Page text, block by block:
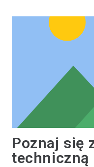
Poznaj się
techniczną